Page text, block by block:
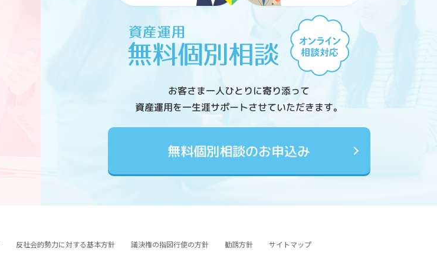
お客さま一人ひとりに寄り添って
資産運用を一生涯サポートさせていただきます。
無料個別相談のお申込み
反社会的勢力に対する基本方針 議決権の指図行使の方針 勧誘方針 サイトマップ